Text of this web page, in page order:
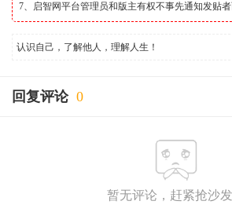
7、启智网平台管理员和版主有权不事先通知发贴者
认识自己，了解他人，理解人生！
回复评论 0
暂无评论，赶紧抢沙